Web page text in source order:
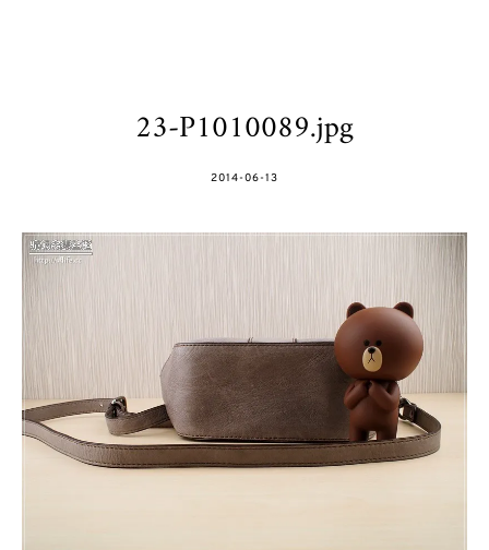
23-P1010089.jpg
POSTED
2014-06-13